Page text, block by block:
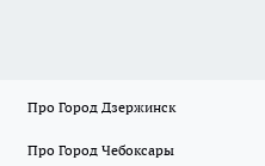
Про Город Дзержинск
Про Город Чебоксары